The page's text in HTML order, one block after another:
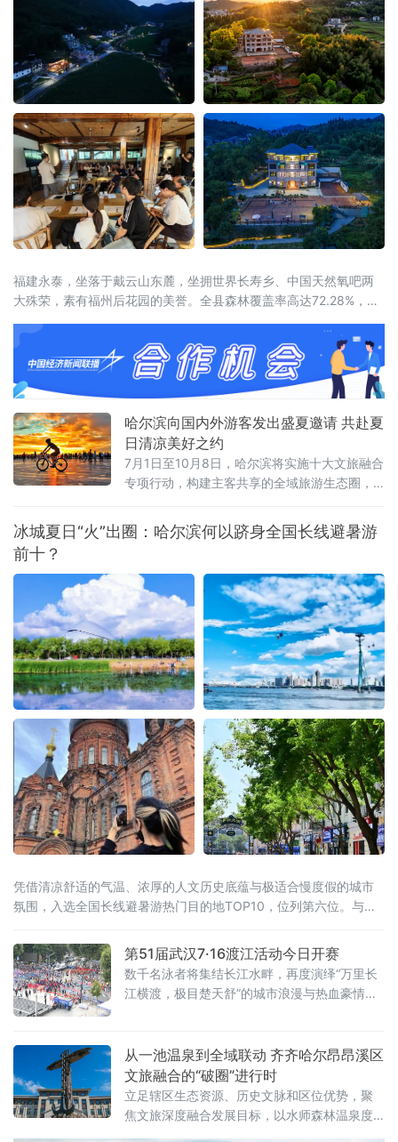
福建永泰，坐落于戴云山东麓，坐拥世界长寿乡、中国天然氧吧两
大殊荣，素有福州后花园的美誉。全县森林覆盖率高达72.28%，林
哈尔滨向国内外游客发出盛夏邀请 共赴夏
日清凉美好之约
7月1日至10月8日，哈尔滨将实施十大文旅融合
专项行动，构建主客共享的全域旅游生态圈，
冰城夏日“火”出圈：哈尔滨何以跻身全国长线避暑游
前十？
凭借清凉舒适的气温、浓厚的人文历史底蕴与极适合慢度假的城市
氛围，入选全国长线避暑游热门目的地TOP10，位列第六位。与此
双上榜，让“避暑胜地·清凉龙江”的品牌在这个夏天格外耀眼。“天然
空调”是最硬核的底牌当全国多地持续“炙烤”模式，哈尔滨的清凉堪
称
第51届武汉7·16渡江活动今日开赛
数千名泳者将集结长江水畔，再度演绎“万里长
江横渡，极目楚天舒”的城市浪漫与热血豪情。
性与全民参与性。参赛选手均在武昌汉阳门1号
明口码头下水，个人抢渡长江挑战赛至汉阳南
岸嘴起水，全程游程约1800米，经过十
从一池温泉到全域联动 齐齐哈尔昂昂溪区
文旅融合的“破圈”进行时
立足辖区生态资源、历史文脉和区位优势，聚
焦文旅深度融合发展目标，以水师森林温泉度